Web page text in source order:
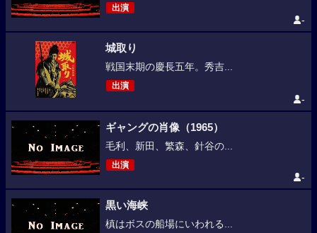
出演
-
城取り
戦国末期の慶長五年。秀吉...
出演
-
ギャングの肖像（1965）
毛利、新田、繁森、針谷の...
出演
-
黒い海峡
槙はボスの船場にいわれる...